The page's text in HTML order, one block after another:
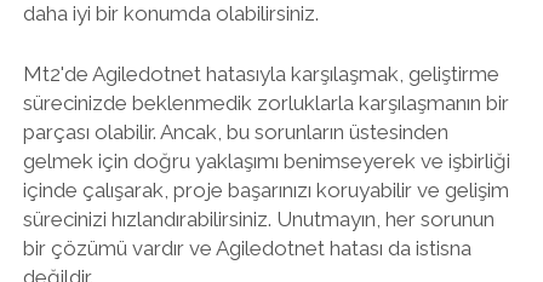
daha iyi bir konumda olabilirsiniz.
Mt2'de Agiledotnet hatasıyla karşılaşmak, geliştirme
sürecinizde beklenmedik zorluklarla karşılaşmanın bir
parçası olabilir. Ancak, bu sorunların üstesinden
gelmek için doğru yaklaşımı benimseyerek ve işbirliği
içinde çalışarak, proje başarınızı koruyabilir ve gelişim
sürecinizi hızlandırabilirsiniz. Unutmayın, her sorunun
bir çözümü vardır ve Agiledotnet hatası da istisna
değildir.